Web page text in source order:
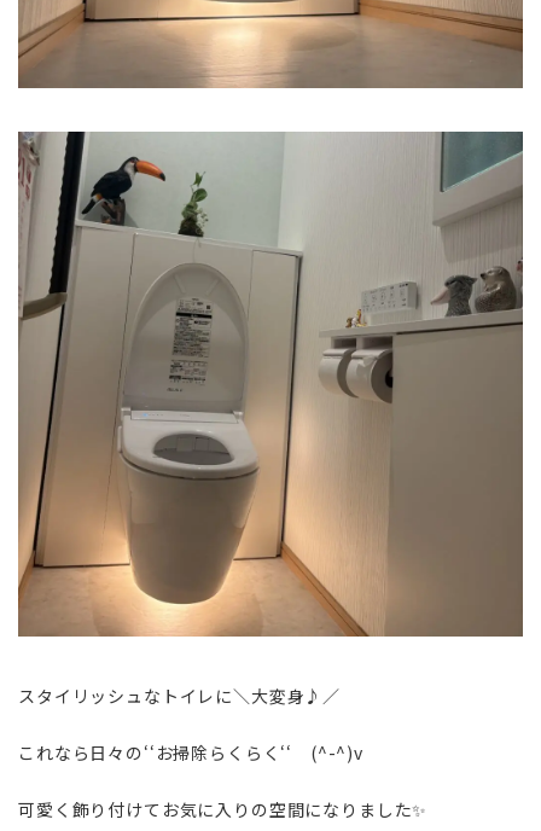
スタイリッシュなトイレに＼大変身♪／
これなら日々の‘‘お掃除らくらく‘‘ (^-^)v
可愛く飾り付けてお気に入りの空間になりました✨